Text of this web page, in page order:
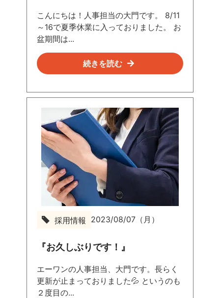
こんにちは！人事担当の大門です。 8/11
～16で夏季休業に入っておりました。 お
盆期間は...
続きを読む
採用情報 2023/08/07（月）
『お久しぶりです！』
エーワンの人事担当、大門です。長らく
更新が止まっておりました💦 というのも
２度目の...